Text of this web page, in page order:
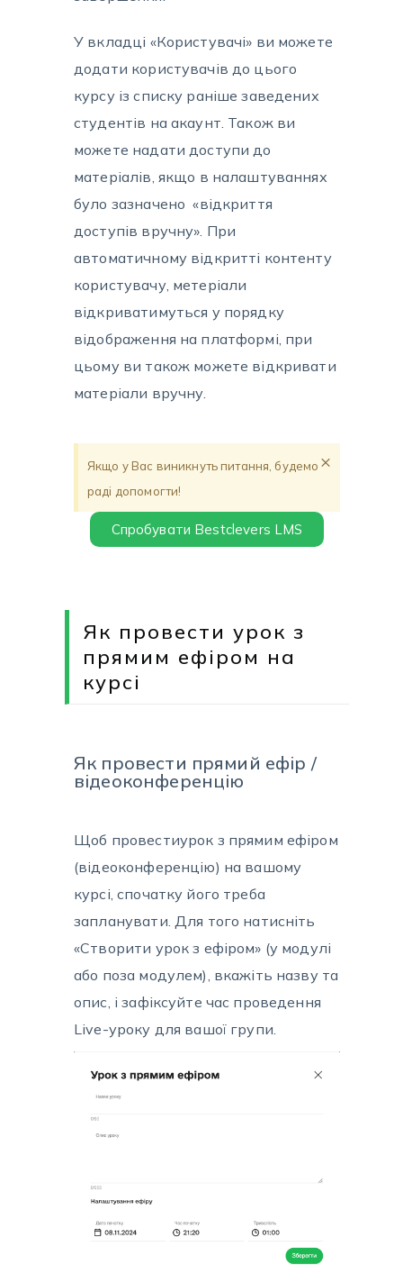
У вкладці «Користувачі» ви можете
додати користувачів до цього
курсу із списку раніше заведених
студентів на акаунт. Також ви
можете надати доступи до
матеріалів, якщо в налаштуваннях
було зазначено «відкриття
доступів вручну». При
автоматичному відкритті контенту
користувачу, метеріали
відкриватимуться у порядку
відображення на платформі, при
цьому ви також можете відкривати
матеріали вручну.
Якщо у Вас виникнуть питання, будемо
раді допомогти!
×
Спробувати Bestclevers LMS
Як провести урок з
прямим ефіром на
курсі
Як провести прямий ефір /
відеоконференцію
Щоб провестиурок з прямим ефіром
(відеоконференцію) на вашому
курсі, спочатку його треба
запланувати. Для того натисніть
«Створити урок з ефіром» (у модулі
або поза модулем), вкажіть назву та
опис, і зафіксуйте час проведення
Live-уроку для вашої групи.